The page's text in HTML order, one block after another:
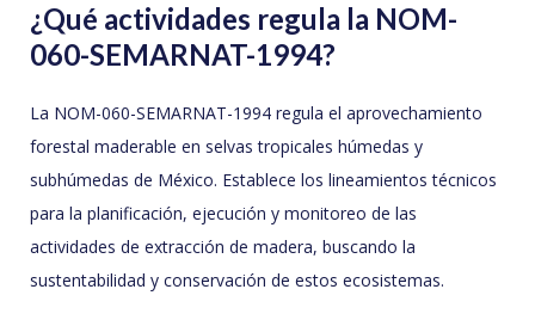
¿Qué actividades regula la NOM-
060-SEMARNAT-1994?
La NOM-060-SEMARNAT-1994 regula el aprovechamiento
forestal maderable en selvas tropicales húmedas y
subhúmedas de México. Establece los lineamientos técnicos
para la planificación, ejecución y monitoreo de las
actividades de extracción de madera, buscando la
sustentabilidad y conservación de estos ecosistemas.